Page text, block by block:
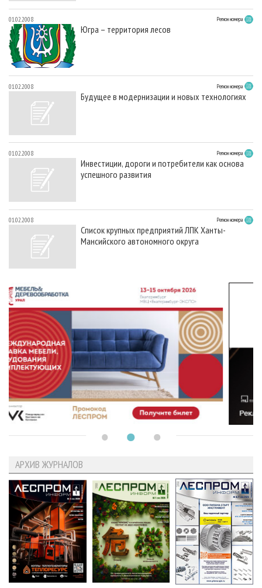
01.02.2008 Регион номера
Югра – территория лесов
01.02.2008 Регион номера
Будущее в модернизации и новых технологиях
01.02.2008 Регион номера
Инвестиции, дороги и потребители как основа
успешного развития
01.02.2008 Регион номера
Список крупных предприятий ЛПК Ханты-
Мансийского автономного округа
АРХИВ ЖУРНАЛОВ